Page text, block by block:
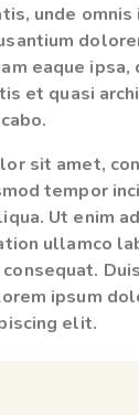
unde
eaque ipsa,
et quasi
sit amet,
tempor
Ut enim
ullamco
ipsum
elit.